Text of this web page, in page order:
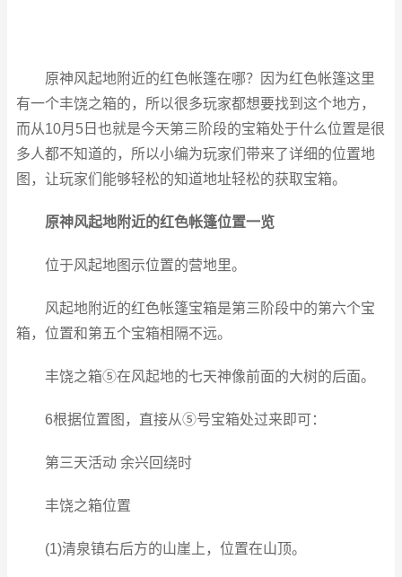
原神风起地附近的红色帐篷在哪？因为红色帐篷这里
有一个丰饶之箱的，所以很多玩家都想要找到这个地方，
而从10月5日也就是今天第三阶段的宝箱处于什么位置是很
多人都不知道的，所以小编为玩家们带来了详细的位置地
图，让玩家们能够轻松的知道地址轻松的获取宝箱。
原神风起地附近的红色帐篷位置一览
位于风起地图示位置的营地里。
风起地附近的红色帐篷宝箱是第三阶段中的第六个宝
箱，位置和第五个宝箱相隔不远。
丰饶之箱⑤在风起地的七天神像前面的大树的后面。
6根据位置图，直接从⑤号宝箱处过来即可：
第三天活动 余兴回绕时
丰饶之箱位置
(1)清泉镇右后方的山崖上，位置在山顶。